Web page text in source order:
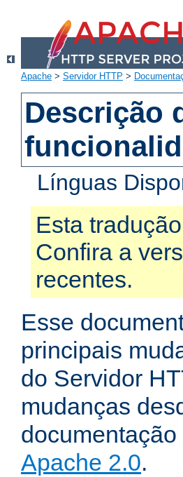
Apache > Servidor HTTP >
Descrição
Línguas
Esta
Confira a
recentes.
Esse
principais
do Servidor
mudanças
documentação
Apache 2.0.